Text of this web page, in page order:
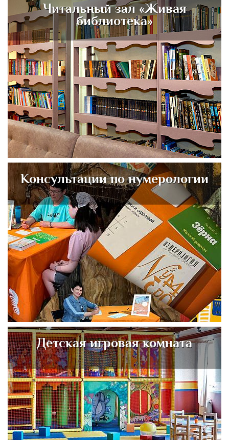
Читальный зал «Живая
библиотека»
Консультации по нумерологии
Детская игровая комната